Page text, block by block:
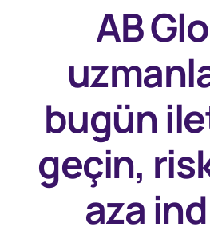
AB
bugün
geçin,
aza